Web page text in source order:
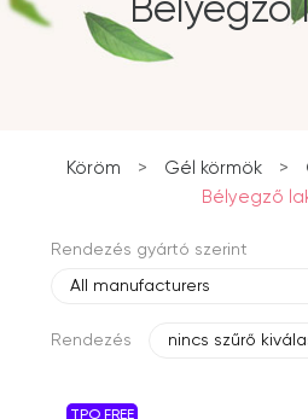
Bélyegző
Köröm > Gél körmök >
Bélyegző
Rendezés gyártó szerint
All manufacturers
Rendezés nincs szűrő
TPO FREE